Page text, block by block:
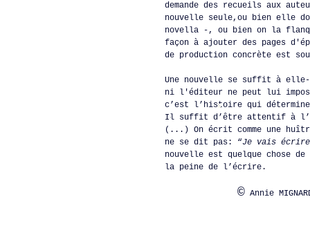
demande des recueils aux
nouvelle seule,ou bien elle
novella -, ou bien on la
façon à ajouter des pages
de production concrète est
Une nouvelle se suffit à
ni l'éditeur ne peut lui
c’est l’histoire qui
Il suffit d’être attentif à
(...) On écrit comme une
ne se dit pas: “Je vais écrire
nouvelle est quelque chose
la peine de l’écrire.
© Annie